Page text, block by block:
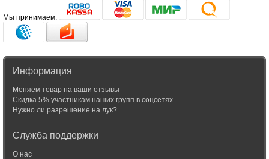
Мы принимаем:
Информация
Меняем товар на ваши отзывы
Скидка 5% участникам наших групп в соцсетях
Нужно ли разрешение на лук?
Служба поддержки
О нас